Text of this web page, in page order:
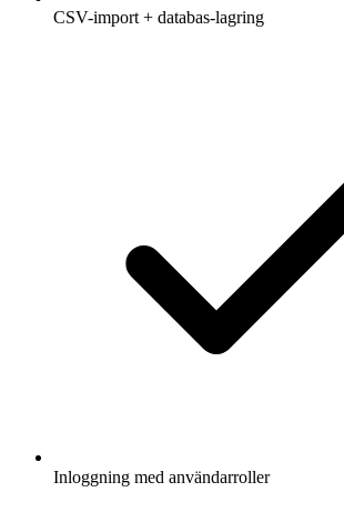
CSV-import + databas-lagring
Inloggning med användarroller